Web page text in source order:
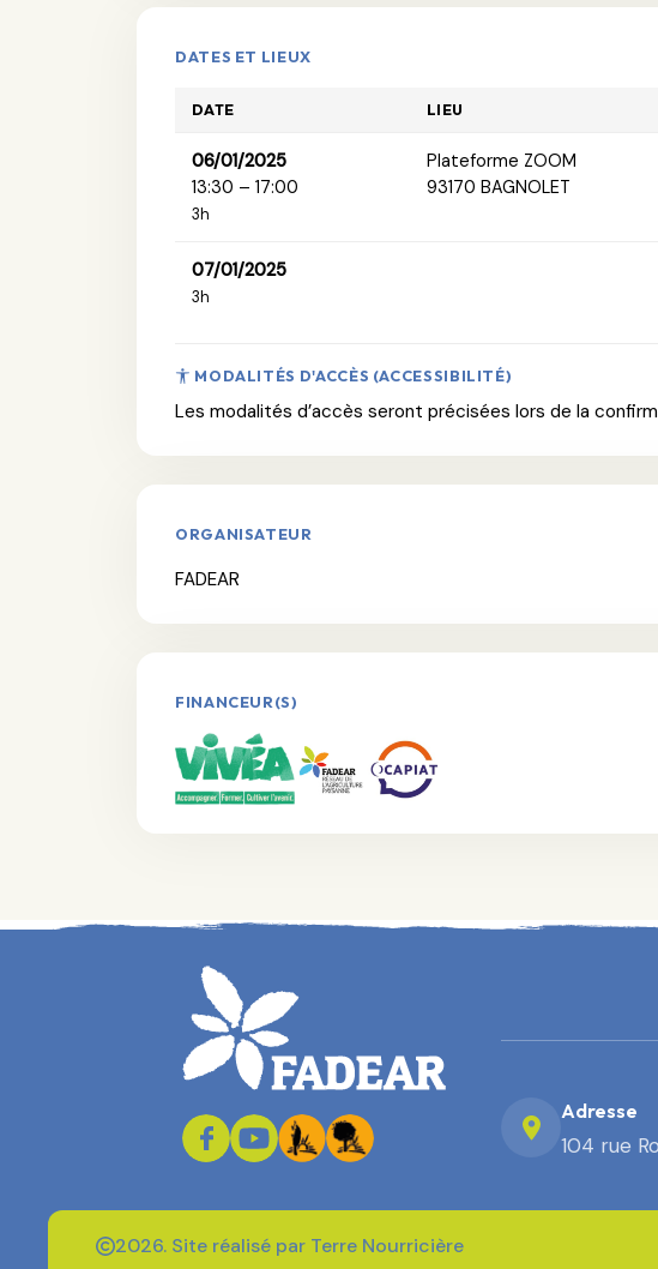
DATES ET LIEUX
DATE LIEU
06/01/2025
13:30 – 17:00
3h
Plateforme ZOOM
93170 BAGNOLET
07/01/2025
3h
MODALITÉS D'ACCÈS (ACCESSIBILITÉ)
Les modalités d’accès seront précisées lors de la
ORGANISATEUR
FADEAR
FINANCEUR(S)
Adresse
104 rue
2026. Site réalisé par Terre Nourricière